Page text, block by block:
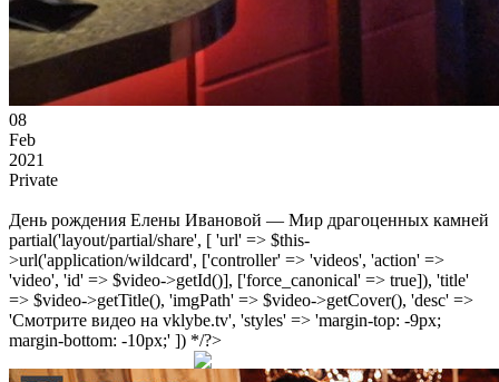
08
Feb
2021
Private
День рождения Елены Ивановой — Мир драгоценных камней
partial('layout/partial/share', [ 'url' => $this-
>url('application/wildcard', ['controller' => 'videos', 'action' =>
'video', 'id' => $video->getId()], ['force_canonical' => true]), 'title'
=> $video->getTitle(), 'imgPath' => $video->getCover(), 'desc' =>
'Смотрите видео на vklybe.tv', 'styles' => 'margin-top: -9px;
margin-bottom: -10px;' ]) */?>